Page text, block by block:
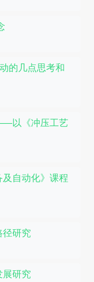
的几点思考和
以《冲压工艺
自动化》课程
径研究
展研究